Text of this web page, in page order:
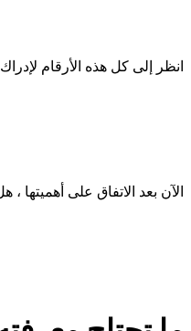
انظر إلى كل هذه الأرقام
الآن بعد الاتفاق على